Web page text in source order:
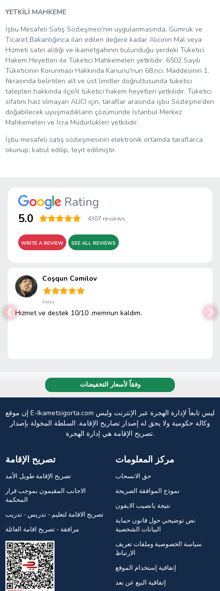
YETKİLİ MAHKEME
İşbu Mesafeli Satış Sözleşmesi'nin uygulanmasında, Gümrük ve
Ticaret Bakanlığınca ilan edilen değere kadar Alıcının Mal veya
Hizmeti satın aldığı ve ikametgahının bulunduğu yerdeki Tüketici
Hakem Heyetleri ile Tüketici Mahkemeleri yetkilidir. 6502 Sayılı
Tüketicinin Korunması Hakkında Kanunu'nun 68.nci. Maddesinin 1.
fıkrasında belirtilen alt ve üst limitler doğrultusunda tüketici
talepleri hakkında ilçe/il tüketici hakem heyetleri yetkilidir. Tüketici
sıfatını haiz olmayan ALICI için, taraflar arasında işbu Sözleşme’den
doğabilecek uyuşmazlıkların çözümünde İstanbul Merkez
Mahkemeleri ve İcra Müdürlükleri yetkilidir.
İşbu mesafeli satış sözleşmesinin elektronik ortamda taraflarca
okunup, kabul edilip, teyit edilmiştir.
Rating
5.0 4307 reviews
WRITE A REVIEW SEE ALL REVIEWS
Coşqun Cəmilov
today
Hizmet ve destek 10/10 .memnun kaldım.
وفقاً لأسعار التخفيضات
إن موقع E-Ikametsigorta.com ليس تابعاً لإدارة الهجرة عبر الإنترنت وليس
وكالة حكومية ولا يحق له إصدار تصاريح الإقامة. السلطة المخولة بإصدار
تصريح الإقامة هي إدارة الهجرة.
تصريح الإقامة
تصريح الإقامة طويل الأمد
الاجانب المقيمون بموجب قرار
المحكمة
تصريح الاقامة لتعليم - تدريس - تدريب
مرافقة - تصريح اقامة العائلة
مركز المعلومات
حق الانسحاب
نموذج الموافقة الصريحة
نتيجة يانصيب الايفون
نص توضيحي حول قانون حماية
البيانات الشخصية
سياسة الخصوصية وملفات تعريف
الارتباط
إتفاقية إستخدام الموقع
إتفاقية البيع عن بعد